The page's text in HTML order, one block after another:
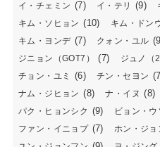
イ・チェミン (7) イ・テリ (9)
キム・ソヒョン (10) キム・ドン
キム・ヨンデ (7) クォン・ユル
ジニョン（GOT7） (7) ジュノ（
チョン・ユミ (6) チン・セヨン
ナム・ジヒョン (8) ナ・イヌ (8)
パク・ヒョンシク (9) ビョン・ウ
ファン・イニョプ (7) ホン・ジョ